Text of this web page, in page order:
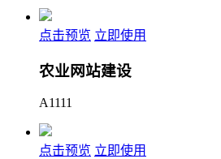
点击预览 立即使用
农业网站建设
A1111
点击预览 立即使用